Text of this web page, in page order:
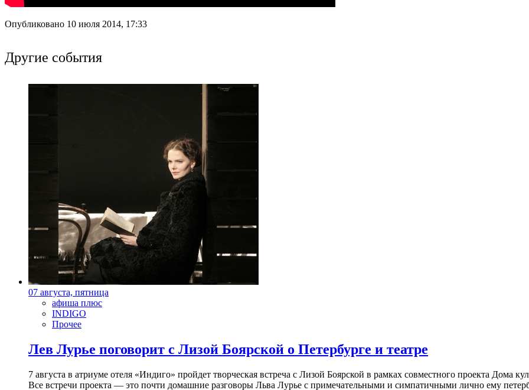
Опубликовано 10 июля 2014, 17:33
Другие события
07 августа, пятница
афиша плюс
INDIGO
Прочее
Лев Лурье поговорит с Лизой Боярской о Петербурге и театре
7 августа в атриуме отеля «Индиго» пройдет творческая встреча с Лизой Боярской в рамках совместного проекта Дома
Все встречи проекта — это почти домашние разговоры Льва Лурье с примечательными и симпатичными лично ему